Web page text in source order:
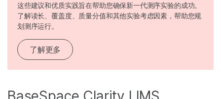
这些建议和优质实践旨在帮助您确保新一代测序实验的成功。
了解读长、覆盖度、质量分值和其他实验考虑因素，帮助您规
划测序运行。
了解更多